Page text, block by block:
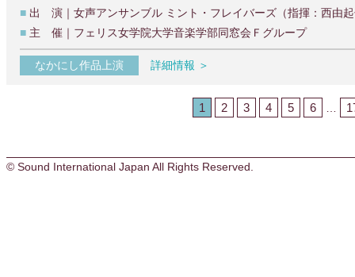
■ 出 演｜女声アンサンブル ミント・フレイバーズ（指揮：西由
■ 主 催｜フェリス女学院大学音楽学部同窓会Ｆグループ
なかにし作品上演 詳細情報 ＞
1 2 3 4 5 6
© Sound International Japan All Rights Reserved.